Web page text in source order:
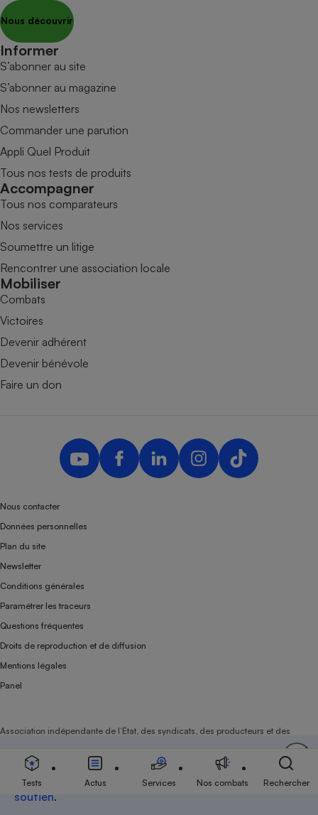
Soutenez-nous
Aujourd'hui plus que jamais, nous comptons sur
votre
soutien.
Nous découvrir
Informer
S’abonner au site
S’abonner au magazine
Nos newsletters
Commander une parution
Appli Quel Produit
Tous nos tests de produits
Accompagner
Tous nos comparateurs
Nos services
Soumettre un litige
Rencontrer une association locale
Mobiliser
Combats
Victoires
Devenir adhérent
Devenir bénévole
Faire un don
Nous contacter
Données personnelles
Plan du site
Newsletter
Conditions générales
Paramétrer les traceurs
Questions fréquentes
Droits de reproduction et de diffusion
Mentions légales
Panel
Association indépendante de l’État, des syndicats, des producteurs et des
Tests Actus Services Nos combats Rechercher